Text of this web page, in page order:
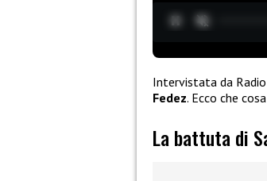
Intervistata da
Fedez. Ecco che
La battuta di